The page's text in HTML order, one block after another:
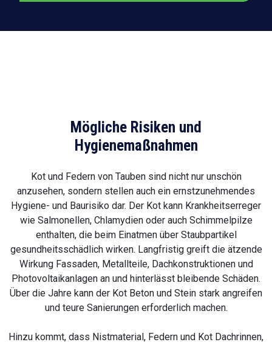
Mögliche Risiken und
Hygienemaßnahmen
Kot und Federn von Tauben sind nicht nur unschön
anzusehen, sondern stellen auch ein ernstzunehmendes
Hygiene- und Baurisiko dar. Der Kot kann Krankheitserreger
wie Salmonellen, Chlamydien oder auch Schimmelpilze
enthalten, die beim Einatmen über Staubpartikel
gesundheitsschädlich wirken. Langfristig greift die ätzende
Wirkung Fassaden, Metallteile, Dachkonstruktionen und
Photovoltaikanlagen an und hinterlässt bleibende Schäden.
Über die Jahre kann der Kot Beton und Stein stark angreifen
und teure Sanierungen erforderlich machen.
Hinzu kommt, dass Nistmaterial, Federn und Kot Dachrinnen,